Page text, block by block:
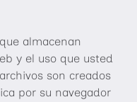
almacenan
y el uso que usted
son creados
por su navegador